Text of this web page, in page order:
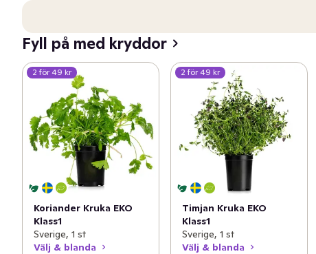
Fyll på med kryddor
2 för 49 kr
Koriander Kruka EKO
Klass1
Sverige, 1 st
Välj & blanda
2 för 49 kr
Timjan Kruka EKO
Klass1
Sverige, 1 st
Välj & blanda